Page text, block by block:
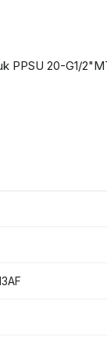
PPSU 20-G1/